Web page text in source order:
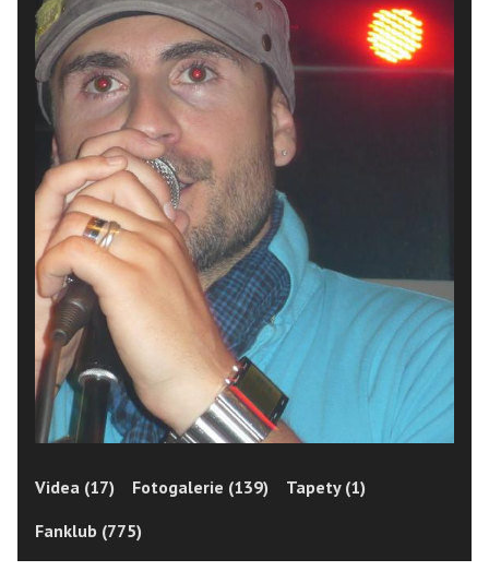
Videa (17) Fotogalerie (139)
Tapety (1)
Fanklub (775)